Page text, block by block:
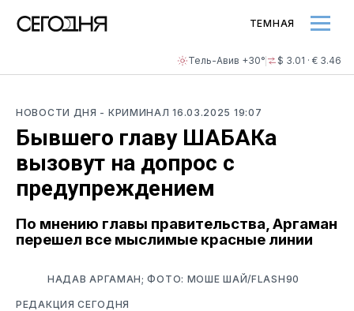
Тель-Авив +30° $ 3.01 · € 3.46
ТЕМНАЯ
НОВОСТИ ДНЯ - КРИМИНАЛ16.03.2025 19:07
Бывшего главу ШАБАКа
вызовут на допрос с
предупреждением
По мнению главы правительства, Аргаман
перешел все мыслимые красные линии
НАДАВ АРГАМАН; ФОТО: МОШЕ ШАЙ/FLASH90
РЕДАКЦИЯ СЕГОДНЯ